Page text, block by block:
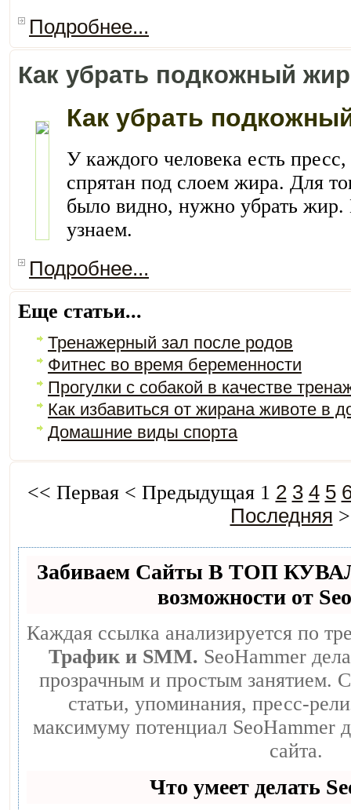
Подробнее...
Как убрать подкожный жир
Как убрать
У каждого человека есть
спрятан под слоем жира. Для
было видно, нужно убрать жир.
узнаем.
Подробнее...
Еще статьи...
Тренажерный зал после родов
Фитнес во время беременности
Прогулки с собакой в качестве
Как избавиться от жирана животе в
Домашние виды спорта
<< Первая< Предыдущая 1 2 3 4 5
Последняя
Забиваем Сайты В ТОП
возможности от
Каждая ссылка анализируется по
Трафик и SMM. SeoHammer
прозрачным и простым занятием.
статьи, упоминания, пресс-
максимуму потенциал SeoHammer
сайта.
Что умеет делать